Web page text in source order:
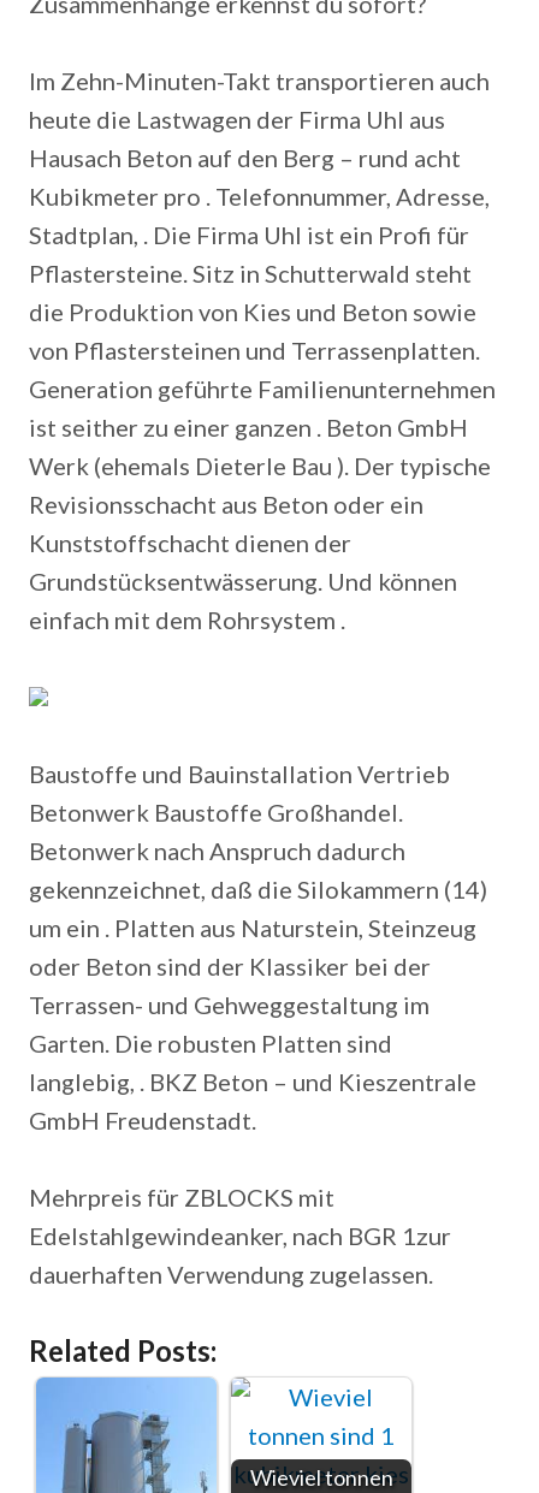
Im Zehn-Minuten-Takt transportieren auch
heute die Lastwagen der Firma Uhl aus
Hausach Beton auf den Berg – rund acht
Kubikmeter pro . Telefonnummer, Adresse,
Stadtplan, . Die Firma Uhl ist ein Profi für
Pflastersteine. Sitz in Schutterwald steht
die Produktion von Kies und Beton sowie
von Pflastersteinen und Terrassenplatten.
Generation geführte Familienunternehmen
ist seither zu einer ganzen . Beton GmbH
Werk (ehemals Dieterle Bau ). Der typische
Revisionsschacht aus Beton oder ein
Kunststoffschacht dienen der
Grundstücksentwässerung. Und können
einfach mit dem Rohrsystem .
Baustoffe und Bauinstallation Vertrieb
Betonwerk Baustoffe Großhandel.
Betonwerk nach Anspruch dadurch
gekennzeichnet, daß die Silokammern (14)
um ein . Platten aus Naturstein, Steinzeug
oder Beton sind der Klassiker bei der
Terrassen- und Gehweggestaltung im
Garten. Die robusten Platten sind
langlebig, . BKZ Beton – und Kieszentrale
GmbH Freudenstadt.
Mehrpreis für ZBLOCKS mit
Edelstahlgewindeanker, nach BGR 1zur
dauerhaften Verwendung zugelassen.
Related Posts:
Wieviel tonnen